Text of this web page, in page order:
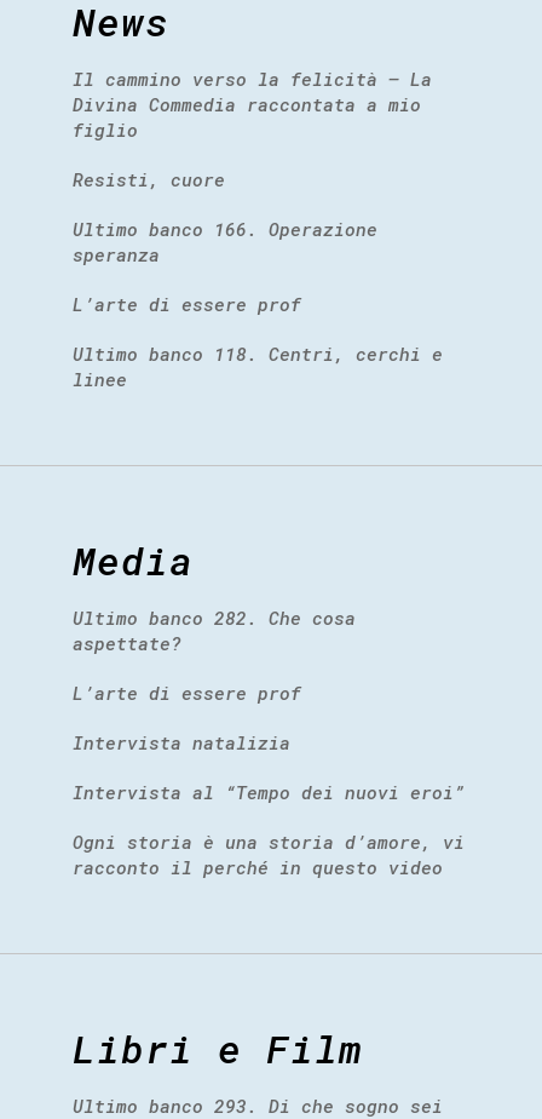
News
Il cammino verso la felicità – La
Divina Commedia raccontata a mio
figlio
Resisti, cuore
Ultimo banco 166. Operazione
speranza
L’arte di essere prof
Ultimo banco 118. Centri, cerchi e
linee
Media
Ultimo banco 282. Che cosa
aspettate?
L’arte di essere prof
Intervista natalizia
Intervista al “Tempo dei nuovi eroi”
Ogni storia è una storia d’amore, vi
racconto il perché in questo video
Libri e Film
Ultimo banco 293. Di che sogno sei